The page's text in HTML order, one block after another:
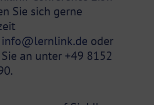
Sie sich gerne
info@lernlink.de oder
an unter +49 8152